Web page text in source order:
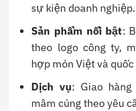
sự kiện doanh nghiệp.
Sản phẩm nổi bật:
theo logo công ty,
hợp món Việt và quốc
Dịch vụ: Giao
mâm cúng theo yêu